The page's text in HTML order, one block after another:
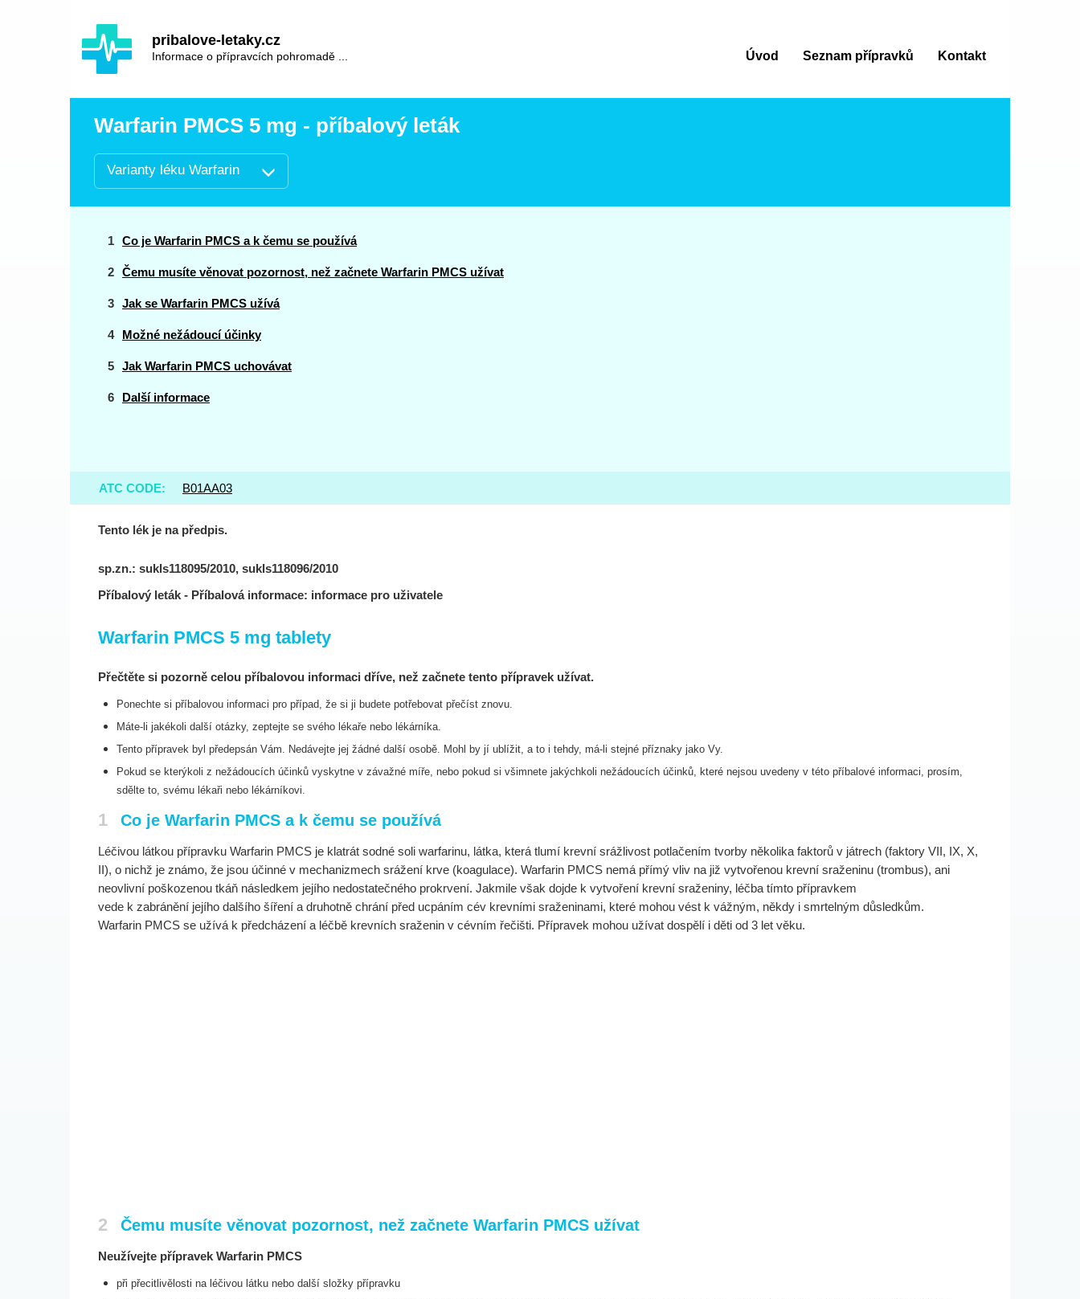
pribalove-letaky.cz
Informace o přípravcích pohromadě ...
Hlavní
navigace
Úvod Seznam přípravků Kontakt
Warfarin PMCS 5 mg - příbalový leták
Varianty léku Warfarin
Co je Warfarin PMCS a k čemu se používá
Čemu musíte věnovat pozornost, než začnete Warfarin PMCS užívat
Jak se Warfarin PMCS užívá
Možné nežádoucí účinky
Jak Warfarin PMCS uchovávat
Další informace
ATC CODE: B01AA03
Tento lék je na předpis.
sp.zn.: sukls118095/2010, sukls118096/2010
Příbalový leták - Příbalová informace: informace pro uživatele
Warfarin PMCS 5 mg tablety
Přečtěte si pozorně celou příbalovou informaci dříve, než začnete tento přípravek užívat.
Ponechte si příbalovou informaci pro případ, že si ji budete potřebovat přečíst znovu.
Máte-li jakékoli další otázky, zeptejte se svého lékaře nebo lékárníka.
Tento přípravek byl předepsán Vám. Nedávejte jej žádné další osobě. Mohl by jí ublížit, a to i tehdy, má-li stejné příznaky jako Vy.
Pokud se kterýkoli z nežádoucích účinků vyskytne v závažné míře, nebo pokud si všimnete jakýchkoli nežádoucích účinků, které nejsou uvedeny v této příbalové informaci, prosím,
sdělte to, svému lékaři nebo lékárníkovi.
1 Co je Warfarin PMCS a k čemu se používá
Léčivou látkou přípravku Warfarin PMCS je klatrát sodné soli warfarinu, látka, která tlumí krevní srážlivost potlačením tvorby několika faktorů v játrech (faktory VII, IX, X,
II), o nichž je známo, že jsou účinné v mechanizmech srážení krve (koagulace). Warfarin PMCS nemá přímý vliv na již vytvořenou krevní sraženinu (trombus), ani
neovlivní poškozenou tkáň následkem jejího nedostatečného prokrvení. Jakmile však dojde k vytvoření krevní sraženiny, léčba tímto přípravkem
vede k zabránění jejího dalšího šíření a druhotně chrání před ucpáním cév krevními sraženinami, které mohou vést k vážným, někdy i smrtelným důsledkům.
Warfarin PMCS se užívá k předcházení a léčbě krevních sraženin v cévním řečišti. Přípravek mohou užívat dospělí i děti od 3 let věku.
2 Čemu musíte věnovat pozornost, než začnete Warfarin PMCS užívat
Neužívejte přípravek Warfarin PMCS
při přecitlivělosti na léčivou látku nebo další složky přípravku